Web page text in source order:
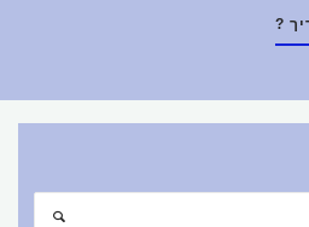
?
חיפוש